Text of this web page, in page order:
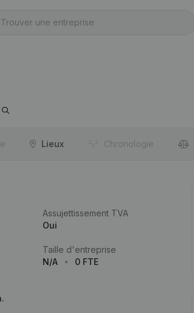
Lieux Chronologie
Assujettissement TVA
Oui
Taille d'entreprise
N/A
0 FTE